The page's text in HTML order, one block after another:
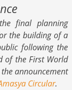
final planning
the building of a
following the
of the First World
announcement
Circular.